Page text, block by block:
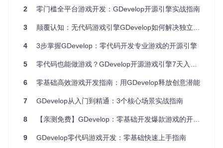
编程需要写代码，这里的逻辑通过"条件-动作"组合来实现。就
作）"。
如何理解事件系统实现游戏逻辑
动作：满足条件后执行的操作，如"减少生命值"
子事件 ：更精细的逻辑分支，如"如果生命值为0，则游戏结
束"
类比说明：这就像交通信号灯系统。红灯亮（条件）时，车辆
2 零门槛全平台游戏开发：GDevelop开源引擎实战指南
3 颠覆认知：无代码游戏引擎GDevelop如何解决独立开发者的7大痛点
4 3步掌握GDevelop：零代码开发专业游戏的开源引擎
5 零代码也能做游戏？GDevelop开源游戏引擎7天入门指南
6 零基础高效游戏开发指南：用GDevelop释放创意潜能
7 GDevelop从入门到精通：3个核心场景实战指南
8 【亲测免费】GDevelop：零基础开发爆款游戏的开源无代码神器
9 GDevelop零代码游戏开发：零基础快速上手指南